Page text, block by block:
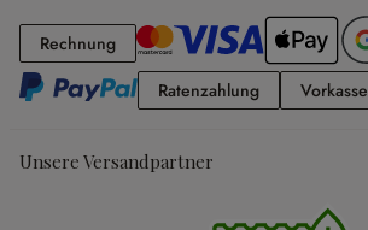
RechnungRechnung
RatenzahlungRatenzahlung
Vorkasse
Unsere Versandpartner